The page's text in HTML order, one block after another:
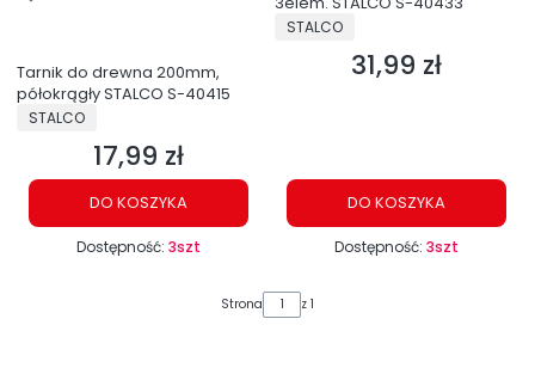
Tarnik do drewna 200mm,
półokrągły STALCO S-40415
PRODUCENT
STALCO
Cena
17,99 zł
DO KOSZYKA
Dostępność: 3szt
PRODUCENT
STALCO
Cena
31,99 zł
DO KOSZYKA
Dostępność: 3szt
Strona z 1